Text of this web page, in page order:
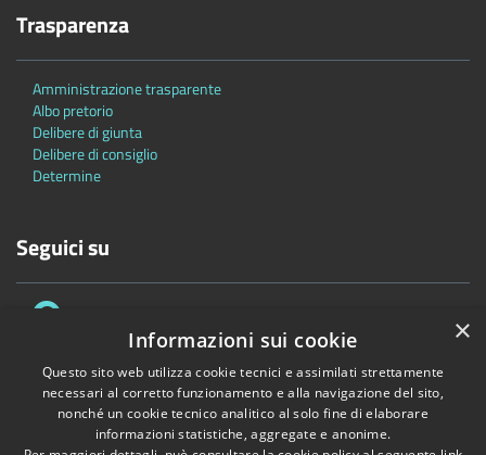
Trasparenza
Amministrazione trasparente
Albo pretorio
Delibere di giunta
Delibere di consiglio
Determine
Seguici su
Accessibilità Privacy Cookie
Mappa del sito
×
Informazioni sui cookie
Questo sito web utilizza cookie tecnici e assimilati strettamente
necessari al corretto funzionamento e alla navigazione del sito,
nonché un cookie tecnico analitico al solo fine di elaborare
informazioni statistiche, aggregate e anonime.